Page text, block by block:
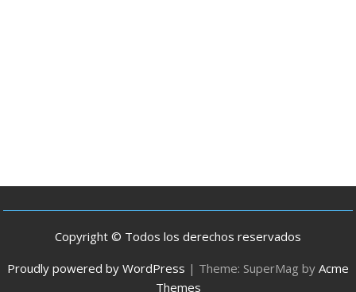
Copyright © Todos los derechos reservados
Proudly powered by WordPress | Theme: SuperMag by Acme
Themes